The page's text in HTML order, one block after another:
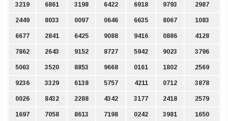
3219 6861 3198 6422 6918 9793 2987
2449 8033 0097 0646 6635 8067 1083
6677 2841 6425 9088 9416 0886 4128
7862 2643 9152 8727 5942 9023 3796
5063 3520 8853 9668 0161 1802 2569
9236 3329 6138 5757 4211 0712 3878
0026 8432 2288 4342 3177 2418 2579
1697 7058 8613 7198 0242 3981 1650